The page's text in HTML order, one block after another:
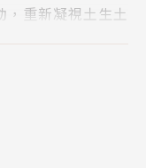
，重新凝視土生土